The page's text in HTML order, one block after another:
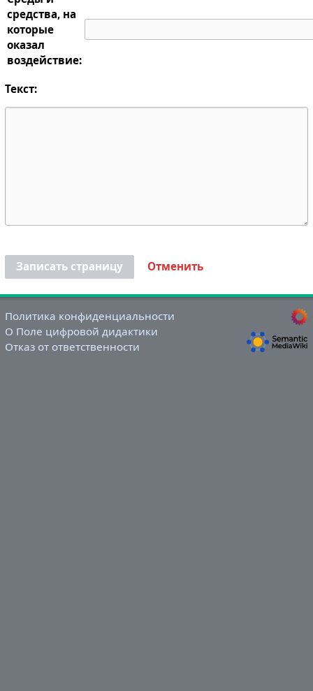
средства, на
которые
оказал
воздействие:
Текст:
Записать страницу Отменить
Политика конфиденциальности
О Поле цифровой дидактики
Отказ от ответственности